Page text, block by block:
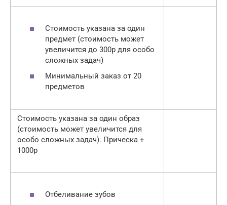
Стоимость указана за один
предмет (стоимость может
увеличится до 300р для особо
сложных задач)
Минимальный заказ от 20
предметов
Стоимость указана за один образ
(стоимость может увеличится для
особо сложных задач). Прическа +
1000р
Отбеливание зубов